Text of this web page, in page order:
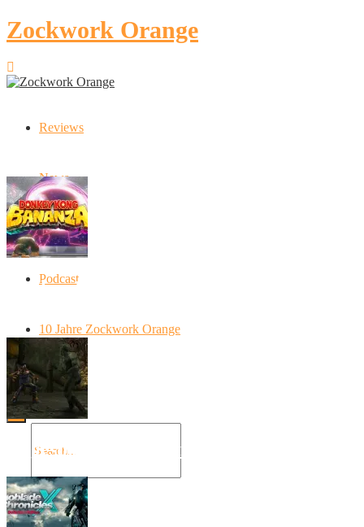
Zockwork Orange
Reviews
News
Artikel
Podcast
10 Jahre Zockwork Orange
Donkey Kong Bananza: “Ich mache alles
Angespielt: Legacy of Kain: Soul Reaver